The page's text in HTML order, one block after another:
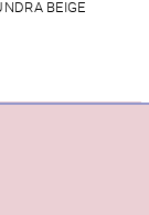
BEIGE